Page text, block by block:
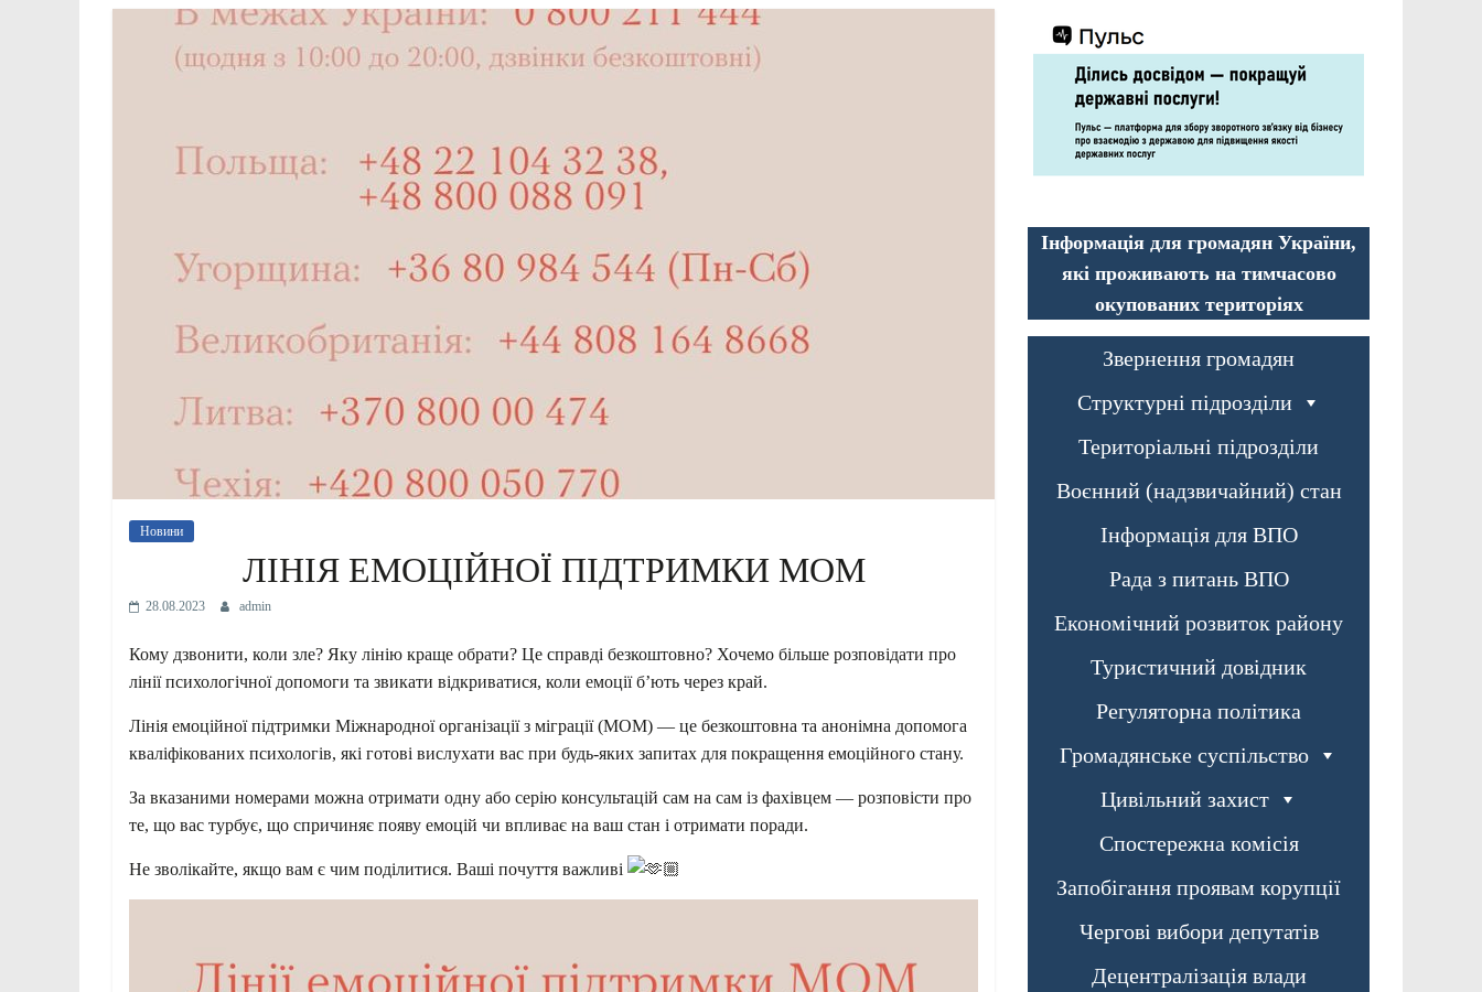
Новини
ЛІНІЯ ЕМОЦІЙНОЇ ПІДТРИМКИ МОМ
28.08.2023 admin
Кому дзвонити, коли зле? Яку лінію краще обрати? Це справді безкоштовно? Хочемо більше розповідати про
лінії психологічної допомоги та звикати відкриватися, коли емоції б’ють через край.
Лінія емоційної підтримки Міжнародної організації з міграції (МОМ) — це безкоштовна та анонімна допомога
кваліфікованих психологів, які готові вислухати вас при будь-яких запитах для покращення емоційного стану.
За вказаними номерами можна отримати одну або серію консультацій сам на сам із фахівцем — розповісти про
те, що вас турбує, що спричиняє появу емоцій чи впливає на ваш стан і отримати поради.
Не зволікайте, якщо вам є чим поділитися. Ваші почуття важливі
Інформація для громадян України,
які проживають на тимчасово
окупованих територіях
Звернення громадян
Структурні підрозділи
Територіальні підрозділи
Воєнний (надзвичайний) стан
Інформація для ВПО
Рада з питань ВПО
Економічний розвиток району
Туристичний довідник
Регуляторна політика
Громадянське суспільство
Цивільний захист
Спостережна комісія
Запобігання проявам корупції
Чергові вибори депутатів
Децентралізація влади